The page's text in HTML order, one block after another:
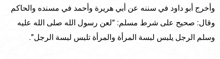
وأخرج أبو داود في سننه عن أبي هريرة وأحمد في مسنده والحاكم
وقال: صحيح على شرط مسلم: “لعن رسول الله صلى الله عليه
وسلم الرجل يلبس لبسة المرأة والمرأة تلبس لبسة الرجل”.